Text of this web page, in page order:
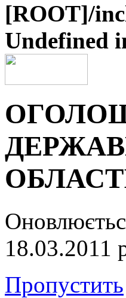
[ROOT]/
Undefined
18.03.2011
Пропустить